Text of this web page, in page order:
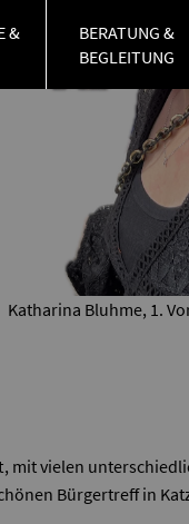
Katharina Bluhme, 1.
mit vielen
Bürgertreff in
&
BERATUNG &
BEGLEITUNG